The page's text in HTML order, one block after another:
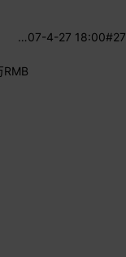
#27
07-4-27 18:00
…
的